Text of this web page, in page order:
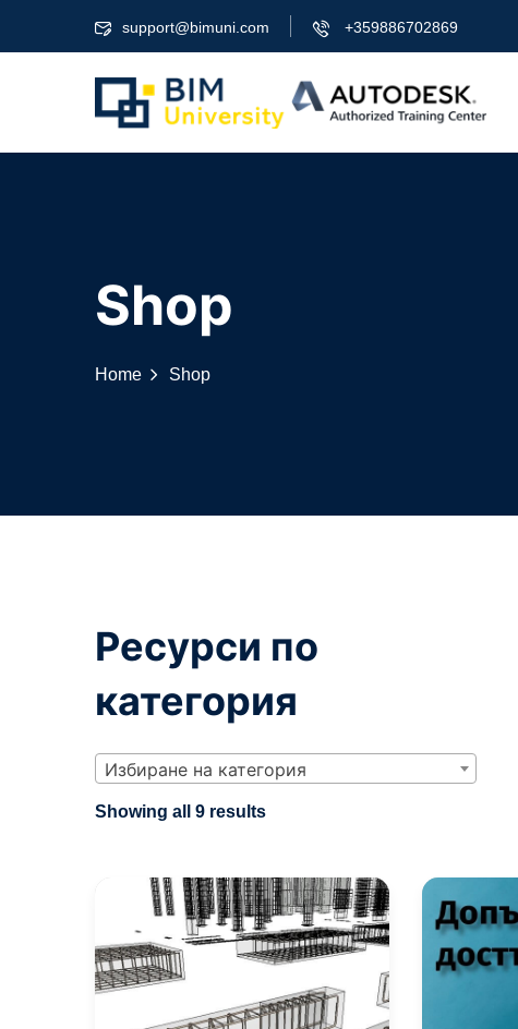
support@bimuni.com +359886702869
Shop
Home Shop
Ресурси по
категория
Избиране на категория
Showing all 9 resultsSorted